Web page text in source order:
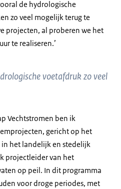
de hydrologische
zo veel mogelijk terug te
projecten, al proberen we het
te realiseren.’
voetafdruk zo veel
Vechtstromen ben ik
gericht op het
in het landelijk en stedelijk
projectleider van het
op peil. In dit programma
voor droge periodes, met